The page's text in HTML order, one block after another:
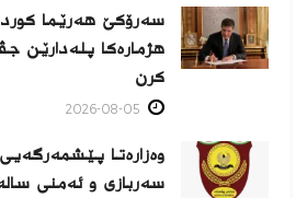
سەرۆکێ هەرێما
هژمارەكا پلەدارێن
كرن
وەزارەتا
سەربازی و ئەمنی